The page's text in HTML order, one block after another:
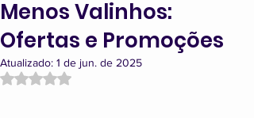
Menos Valinhos:
Ofertas e Promoções
Atualizado: 1 de jun. de 2025
Avaliado com NaN de 5 estrelas.